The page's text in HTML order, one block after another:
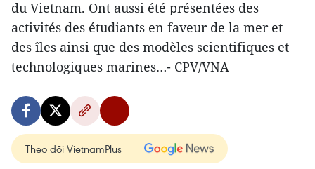
du Vietnam. Ont aussi été présentées des
activités des étudiants en faveur de la mer et
des îles ainsi que des modèles scientifiques et
technologiques marines…- CPV/VNA
Theo dõi VietnamPlus